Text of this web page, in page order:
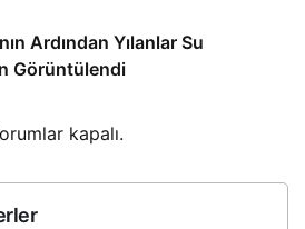
Ardından Yılanlar Su
Görüntülendi
kapalı.